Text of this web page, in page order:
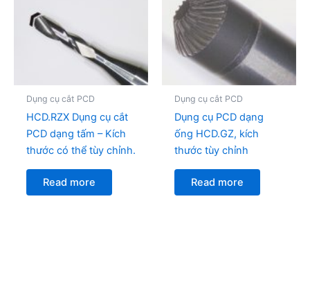
Dụng cụ cắt PCD
HCD.RZX Dụng cụ cắt
PCD dạng tấm – Kích
thước có thể tùy chỉnh.
Read more
Dụng cụ cắt PCD
Dụng cụ PCD dạng
ống HCD.GZ, kích
thước tùy chỉnh
Read more